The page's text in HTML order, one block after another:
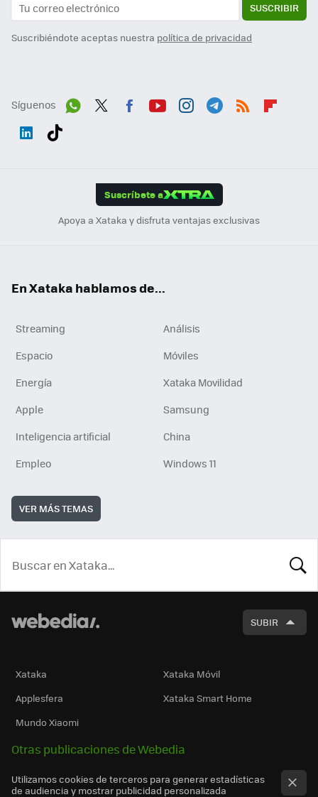
SUSCRIBIR
Suscribiéndote aceptas nuestra política de privacidad
Síguenos
Suscríbete a
Apoya a Xataka y disfruta ventajas exclusivas
En Xataka hablamos de...
Streaming
Análisis
Espacio
Móviles
Energía
Xataka Movilidad
Apple
Samsung
Inteligencia artificial
China
Empleo
Windows 11
VER MÁS TEMAS
SUBIR
Xataka
Xataka Móvil
Applesfera
Xataka Smart Home
Mundo Xiaomi
Otras publicaciones de Webedia
Utilizamos cookies de terceros para generar estadísticas
de audiencia y mostrar publicidad personalizada